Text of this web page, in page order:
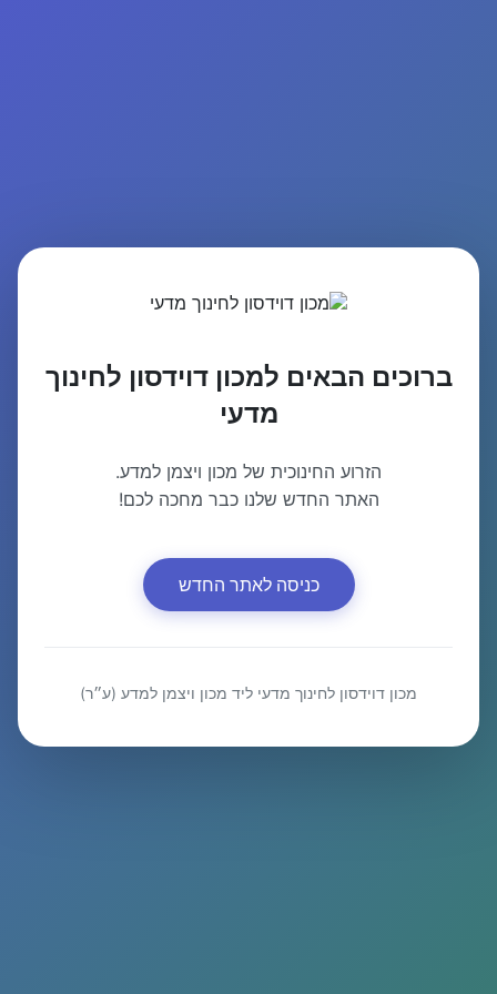
ברוכים הבאים למכון דוידסון לחינוך
מדעי
הזרוע החינוכית של מכון ויצמן למדע.
האתר החדש שלנו כבר מחכה לכם!
כניסה לאתר החדש
מכון דוידסון לחינוך מדעי ליד מכון ויצמן למדע (ע״ר)